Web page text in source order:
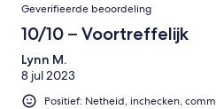
Geverifieerde beoordeling
10/10 – Voortreffelijk
Lynn M.
8 jul 2023
Positief: Netheid, inchecken,